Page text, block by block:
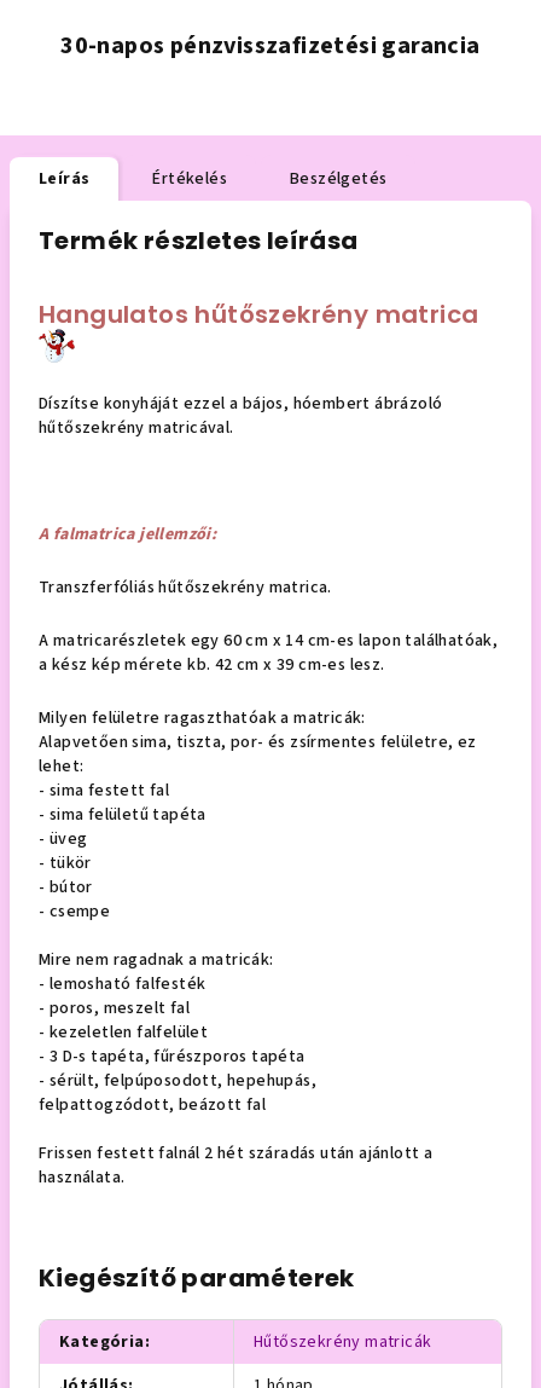
30-napos pénzvisszafizetési garancia
Leírás Értékelés Beszélgetés
Termék részletes leírása
Hangulatos hűtőszekrény matrica
Díszítse konyháját ezzel a bájos, hóembert ábrázoló
hűtőszekrény matricával.
A falmatrica jellemzői:
Transzferfóliás hűtőszekrény matrica.
A matricarészletek egy 60 cm x 14 cm-es lapon találhatóak,
a kész kép mérete kb. 42 cm x 39 cm-es lesz.
Milyen felületre ragaszthatóak a matricák:
Alapvetően sima, tiszta, por- és zsírmentes felületre, ez
lehet:
- sima festett fal
- sima felületű tapéta
- üveg
- tükör
- bútor
- csempe
Mire nem ragadnak a matricák:
- lemosható falfesték
- poros, meszelt fal
- kezeletlen falfelület
- 3 D-s tapéta, fűrészporos tapéta
- sérült, felpúposodott, hepehupás,
felpattogzódott, beázott fal
Frissen festett falnál 2 hét száradás után ajánlott a
használata.
Kiegészítő paraméterek
Kategória:
Hűtőszekrény matricák